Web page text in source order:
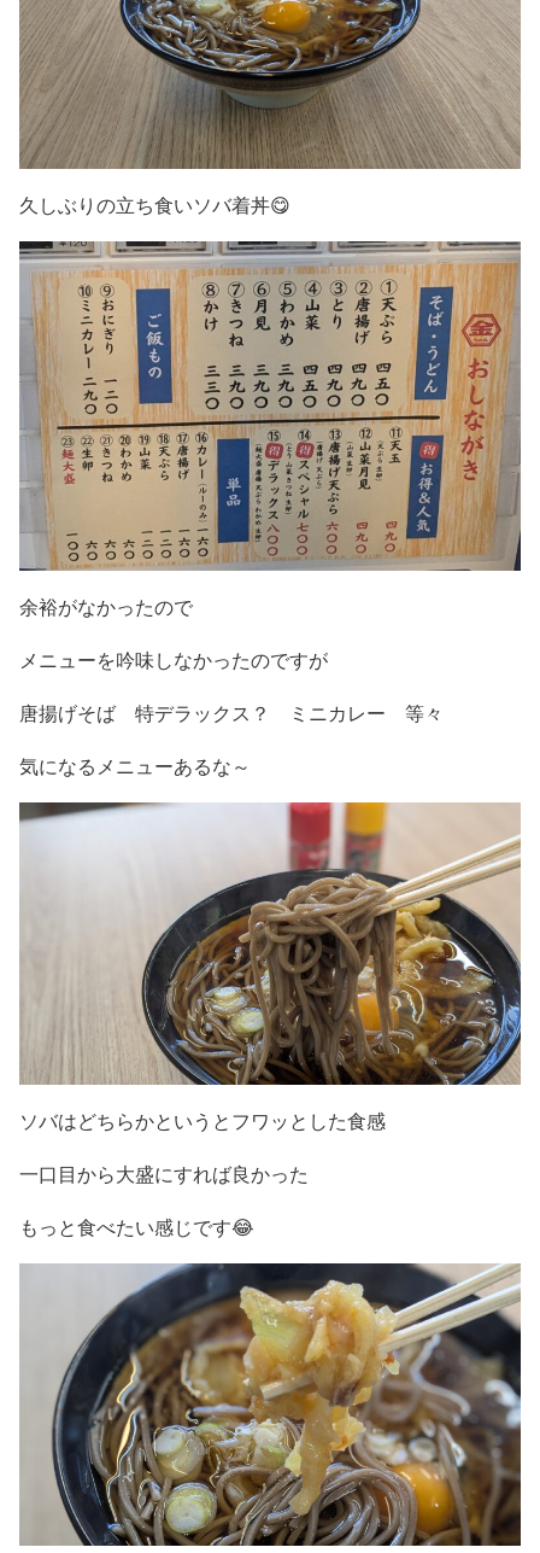
久しぶりの立ち食いソバ着丼😋
余裕がなかったので
メニューを吟味しなかったのですが
唐揚げそば 特デラックス？ ミニカレー 等々
気になるメニューあるな～
ソバはどちらかというとフワッとした食感
一口目から大盛にすれば良かった
もっと食べたい感じです😂